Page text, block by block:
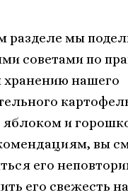
разделе мы
советами по
хранению нашего
яблоком и
вы
его
его свежесть